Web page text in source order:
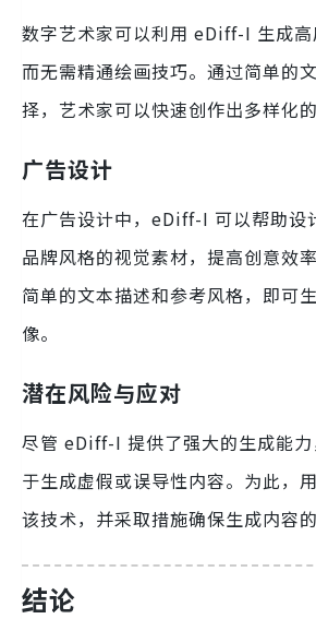
数字艺术家可以利用 eDiff-I 生成高
而无需精通绘画技巧。通过简单的
择，艺术家可以快速创作出多样化的
广告设计
在广告设计中，eDiff-I 可以帮助设
品牌风格的视觉素材，提高创意效
简单的文本描述和参考风格，即可
像。
潜在风险与应对
尽管 eDiff-I 提供了强大的生成能
于生成虚假或误导性内容。为此，
该技术，并采取措施确保生成内容
结论